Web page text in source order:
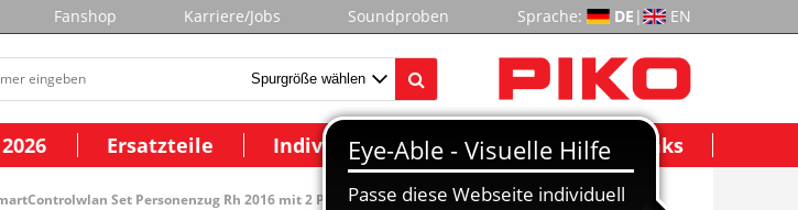
Fanshop Karriere/Jobs Soundproben Sprache: DE | EN
Ersatzteile Individuelle Modelle Wichtige Links
Set Personenzug Rh 2016 mit 2 Personenwagen ÖBB